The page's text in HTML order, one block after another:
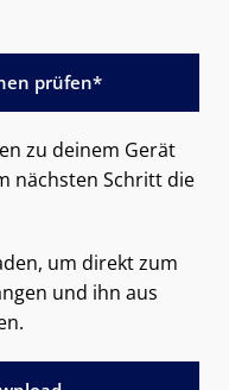
prüfen*
zu deinem Gerät
nächsten Schritt die
um direkt zum
und ihn aus